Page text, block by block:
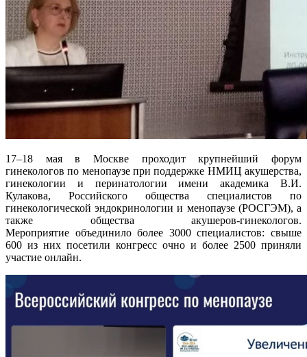
17–18 мая в Москве проходит крупнейший форум
гинекологов по менопаузе при поддержке НМИЦ акушерства,
гинекологии и перинатологии имени академика В.И.
Кулакова, Российского общества специалистов по
гинекологической эндокринологии и менопаузе (РОСГЭМ), а
также общества акушеров-гинекологов.
Мероприятие объединило более 3000 специалистов: свыше
600 из них посетили конгресс очно и более 2500 приняли
участие онлайн.